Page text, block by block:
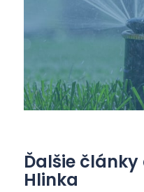
Ďalšie
Hlinka